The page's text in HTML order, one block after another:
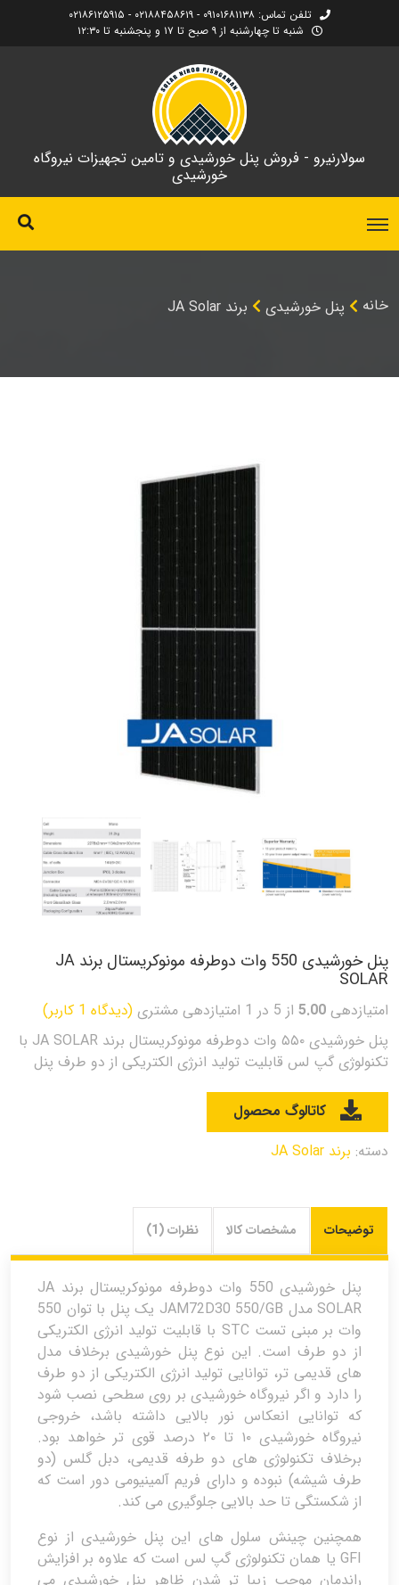
تلفن تماس: ۰۹۱۰۱۶۸۱۱۳۸ - ۰۲۱۸۸۴۵۸۶۱۹ - ۰۲۱۸۶۱۲۵۹۱۵
شنبه تا چهارشنبه از ۹ صبح تا ۱۷ و پنجشنبه تا ۱۲:۳۰
سولارنیرو - فروش پنل خورشیدی و تامین تجهیزات نیروگاه
خورشیدی
خانه پنل خورشیدی برند JA Solar
پنل خورشیدی 550 وات دوطرفه مونوکریستال برند JA
SOLAR
امتیازدهی 5.00 از 5 در 1 امتیازدهی مشتری (دیدگاه 1 کاربر)
پنل خورشیدی ۵۵۰ وات دوطرفه مونوکریستال برند JA SOLAR با
تکنولوژی گپ لس قابلیت تولید انرژی الکتریکی از دو طرف پنل
کاتالوگ محصول
دسته: برند JA Solar
توضیحات مشخصات کالا نظرات (1)
پنل خورشیدی 550 وات دوطرفه مونوکریستال برند JA
SOLAR مدل JAM72D30 550/GB یک پنل با توان 550
وات بر مبنی تست STC با قابلیت تولید انرژی الکتریکی
از دو طرف است. این نوع پنل خورشیدی برخلاف مدل
های قدیمی تر، توانایی تولید انرژی الکتریکی از دو طرف
را دارد و اگر نیروگاه خورشیدی بر روی سطحی نصب شود
که توانایی انعکاس نور بالایی داشته باشد، خروجی
نیروگاه خورشیدی ۱۰ تا ۲۰ درصد قوی تر خواهد بود.
برخلاف تکنولوژی های دو طرفه قدیمی، دبل گلس (دو
طرف شیشه) نبوده و دارای فریم آلمینیومی دور است که
از شکستگی تا حد بالایی جلوگیری می کند.
همچنین چینش سلول های این پنل خورشیدی از نوع
GFI یا همان تکنولوژی گپ لس است که علاوه بر افزایش
راندمان موجب زیبا تر شدن ظاهر پنل خورشیدی می